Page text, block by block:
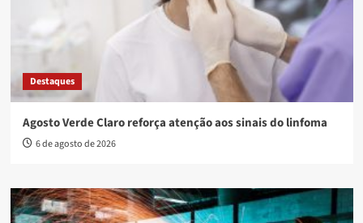
Destaques
Agosto Verde Claro reforça atenção aos sinais do linfoma
6 de agosto de 2026